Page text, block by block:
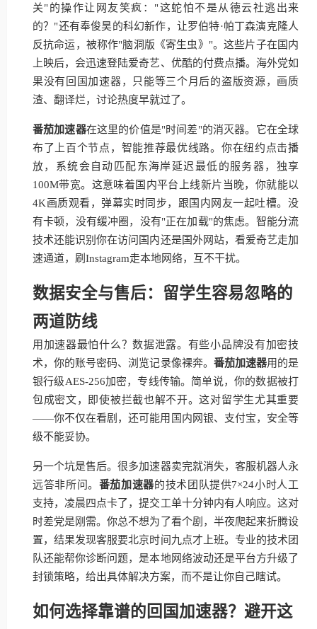
关"的操作让网友笑疯："这蛇怕不是从德云社逃出来
的？"还有奉俊昊的科幻新作，让罗伯特·帕丁森演克隆人
反抗命运，被称作"脑洞版《寄生虫》"。这些片子在国内
上映后，会迅速登陆爱奇艺、优酷的付费点播。海外党如
果没有回国加速器，只能等三个月后的盗版资源，画质
渣、翻译烂，讨论热度早就过了。
番茄加速器在这里的价值是"时间差"的消灭器。它在全球
布了上百个节点，智能推荐最优线路。你在纽约点击播
放，系统会自动匹配东海岸延迟最低的服务器，独享
100M带宽。这意味着国内平台上线新片当晚，你就能以
4K画质观看，弹幕实时同步，跟国内网友一起吐槽。没
有卡顿，没有缓冲圈，没有"正在加载"的焦虑。智能分流
技术还能识别你在访问国内还是国外网站，看爱奇艺走加
速通道，刷Instagram走本地网络，互不干扰。
数据安全与售后：留学生容易忽略的
两道防线
用加速器最怕什么？数据泄露。有些小品牌没有加密技
术，你的账号密码、浏览记录像裸奔。 番茄加速器用的是
银行级AES-256加密，专线传输。简单说，你的数据被打
包成密文，即使被拦截也解不开。这对留学生尤其重要
——你不仅在看剧，还可能用国内网银、支付宝，安全等
级不能妥协。
另一个坑是售后。很多加速器卖完就消失，客服机器人永
远答非所问。 番茄加速器的技术团队提供7×24小时人工
支持，凌晨四点卡了，提交工单十分钟内有人响应。这对
时差党是刚需。你总不想为了看个剧，半夜爬起来折腾设
置，结果发现客服要北京时间九点才上班。专业的技术团
队还能帮你诊断问题，是本地网络波动还是平台方升级了
封锁策略，给出具体解决方案，而不是让你自己瞎试。
如何选择靠谱的回国加速器？避开这